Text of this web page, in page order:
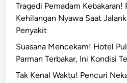
Tragedi Pemadam Kebakaran!
Kehilangan Nyawa Saat
Penyakit
Suasana Mencekam! Hotel
Parman Terbakar, Ini Kondisi
Tak Kenal Waktu! Pencuri